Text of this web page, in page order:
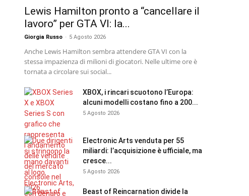
Lewis Hamilton pronto a “cancellare il
lavoro” per GTA VI: la...
Giorgia Russo - 5 Agosto 2026
Anche Lewis Hamilton sembra attendere GTA VI con la
stessa impazienza di milioni di giocatori. Nelle ultime ore è
tornata a circolare sui social...
XBOX, i rincari scuotono l’Europa:
alcuni modelli costano fino a 200...
5 Agosto 2026
Electronic Arts venduta per 55
miliardi: l’acquisizione è ufficiale, ma
cresce...
5 Agosto 2026
Beast of Reincarnation divide la